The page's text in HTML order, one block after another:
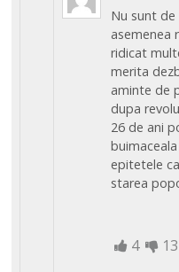
Nu sunt de
asemenea
ridicat
merita
aminte de
dupa
26 de ani
epitetele
starea
4 13